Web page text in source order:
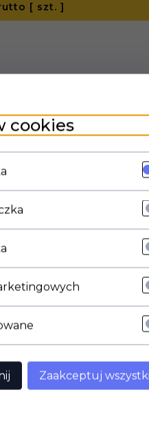
[ szt. ]
cookies
Zaakceptuj